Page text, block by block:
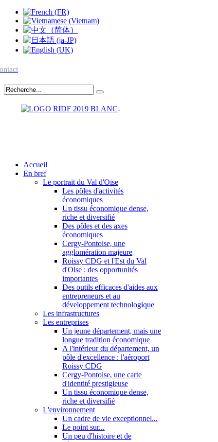
Accueil
En bref
Le portrait du Val d'Oise
Les pôles d'activités
économiques
Un tissu économique dense,
riche et diversifié
Des pôles et des axes
économiques
Cergy-Pontoise, une
agglomération majeure
Roissy CDG et l'Est du Val
d'Oise : des opportunités
importantes
Des outils efficaces d'aides aux
entrepreneurs et au
développement technologique
Les infrastructures
Les entreprises
Un jeune département, mais une
longue tradition économique
A l'intérieur du département, un
pôle d'excellence : l'aéroport
Roissy CDG
Cergy-Pontoise, une carte
d'identité prestigieuse
Un tissu économique dense,
riche et diversifié
L'environnement
Un cadre de vie exceptionnel...
Le point sur...
Un peu d'histoire et de